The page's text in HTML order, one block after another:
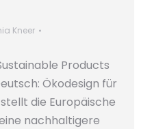
Kneer
Products
Ökodesign für
die Europäische
nachhaltigere